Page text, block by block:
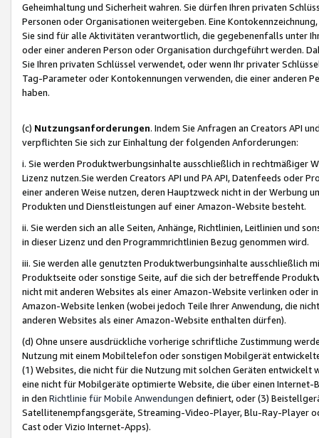
Geheimhaltung und Sicherheit wahren. Sie dürfen Ihren privaten
Personen oder Organisationen weitergeben. Eine
Sie sind für alle Aktivitäten verantwortlich, die gegebenenfalls unter
oder einer anderen Person oder Organisation durchgeführt werden.
Sie Ihren privaten Schlüssel verwendet, oder wenn Ihr privater
Tag-Parameter oder Kontokennungen verwenden, die einer anderen
haben.
(c) Nutzungsanforderungen. Indem Sie Anfragen an Creators API
verpflichten Sie sich zur Einhaltung der folgenden Anforderungen:
i. Sie werden Produktwerbungsinhalte ausschließlich in rechtmäßiger
Lizenz nutzen.Sie werden Creators API und PA API, Datenfeeds oder
einer anderen Weise nutzen, deren Hauptzweck nicht in der Werbung
Produkten und Dienstleistungen auf einer Amazon-Website besteht.
ii. Sie werden sich an alle Seiten, Anhänge, Richtlinien, Leitlinien und
in dieser Lizenz und den Programmrichtlinien Bezug genommen wird.
iii. Sie werden alle genutzten Produktwerbungsinhalte ausschließlich
Produktseite oder sonstige Seite, auf die sich der betreffende
nicht mit anderen Websites als einer Amazon-Website verlinken oder
Amazon-Website lenken (wobei jedoch Teile Ihrer Anwendung, die
anderen Websites als einer Amazon-Website enthalten dürfen).
(d) Ohne unsere ausdrückliche vorherige schriftliche Zustimmung
Nutzung mit einem Mobiltelefon oder sonstigen Mobilgerät
(1) Websites, die nicht für die Nutzung mit solchen Geräten
eine nicht für Mobilgeräte optimierte Website, die über einen
in den Richtlinie für Mobile Anwendungen definiert, oder (3)
Satellitenempfangsgeräte, Streaming-Video-Player, Blu-Ray-Player
Cast oder Vizio Internet-Apps).